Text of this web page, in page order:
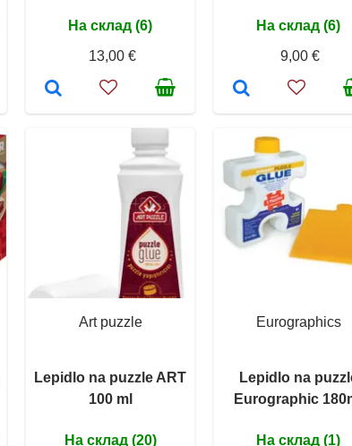
На склад (6)
13,00 €
На склад (6)
9,00 €
Art puzzle
Lepidlo na puzzle ART
100 ml
На склад (20)
Eurographics
Lepidlo na
Eurographic
На склад (1)